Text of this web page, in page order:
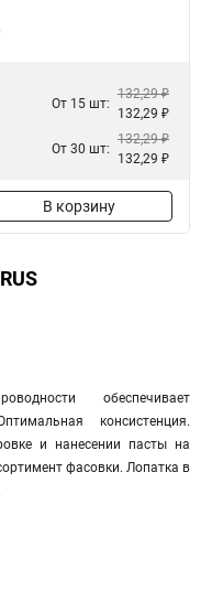
От 15 шт:
132,29 ₽
132,29 ₽
От 30 шт:
132,29 ₽
132,29 ₽
В корзину
обеспечивает
консистенция.
и нанесении пасты на
фасовки. Лопатка в